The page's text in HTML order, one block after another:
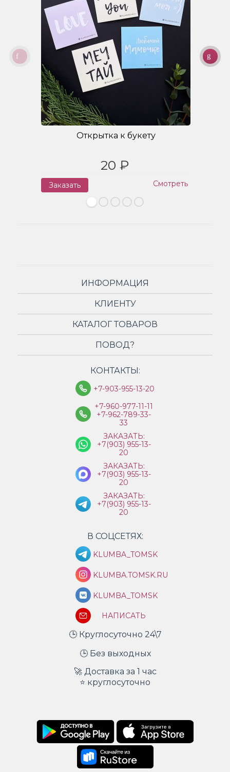
Открытка к букету
20 ₽
Заказать Смотреть
ИНФОРМАЦИЯ
КЛИЕНТУ
КАТАЛОГ ТОВАРОВ
ПОВОД?
КОНТАКТЫ:
+7-903-955-13-20
+7-960-977-11-11
+7-962-789-33-
33
ЗАКАЗАТЬ:
+7(903) 955-13-
20
ЗАКАЗАТЬ:
+7(903) 955-13-
20
ЗАКАЗАТЬ:
+7(903) 955-13-
20
В СОЦСЕТЯХ:
KLUMBA_TOMSK
KLUMBA.TOMSK.RU
KLUMBA_TOMSK
НАПИСАТЬ
🕒 Круглосуточно 24\7
🕒 Без выходных
🚀 Доставка за 1 час
⭐ круглосуточно